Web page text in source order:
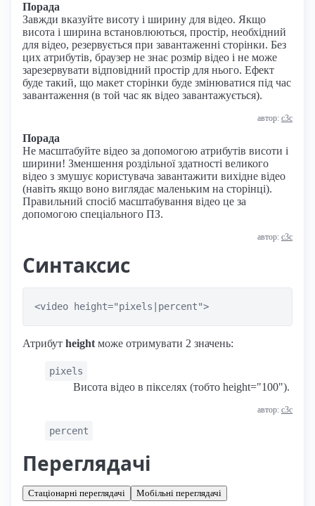
Порада
Завжди вказуйте висоту і ширину для відео. Якщо
висота і ширина встановлюються, простір, необхідний
для відео, резервується при завантаженні сторінки. Без
цих атрибутів, браузер не знає розмір відео і не може
зарезервувати відповідний простір для нього. Ефект
буде такий, що макет сторінки буде змінюватися під час
завантаження (в той час як відео завантажується).
автор: с3с
Порада
Не масштабуйте відео за допомогою атрибутів висоти і
ширини! Зменшення роздільної здатності великого
відео з змушує користувача завантажити вихідне відео
(навіть якщо воно виглядає маленьким на сторінці).
Правильний спосіб масштабування відео це за
допомогою спеціального ПЗ.
автор: с3с
Синтаксис
<video height="pixels|percent">
Атрибут height може отримувати 2 значень:
pixels
Висота відео в пікселях (тобто height="100").
автор: с3с
percent
Переглядачі
Стаціонарні переглядачі Мобільні переглядачі